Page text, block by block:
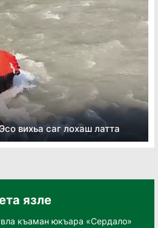
вихьа саг лохаш латта
язле
къаман юкъара «Сердало»